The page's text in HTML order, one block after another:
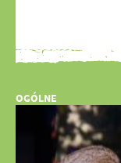
OGÓLNE